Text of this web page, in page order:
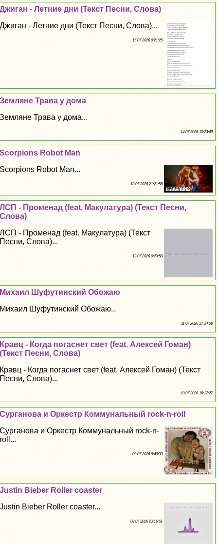
Джиган - Летние дни (Текст Песни, Слова)
Джиган - Летние дни (Текст Песни, Слова)...
15 07 2026 0:21:25
Земляне Трава у дома
Земляне Трава у дома...
14 07 2026 10:23:49
Scorpions Robot Man
Scorpions Robot Man...
13 07 2026 21:21:58
ЛСП - Променад (feat. Макулатура) (Текст Песни,
Слова)
ЛСП - Променад (feat. Макулатура) (Текст
Песни, Слова)...
12 07 2026 0:23:50
Михаил Шуфутинский Обожаю
Михаил Шуфутинский Обожаю...
11 07 2026 17:34:58
Кравц - Когда погаснет свет (feat. Алексей Гоман)
(Текст Песни, Слова)
Кравц - Когда погаснет свет (feat. Алексей Гоман) (Текст
Песни, Слова)...
10 07 2026 16:17:27
Сурганова и Оркестр Коммунальный rock-n-roll
Сурганова и Оркестр Коммунальный rock-n-
roll...
09 07 2026 9:49:33
Justin Bieber Roller coaster
Justin Bieber Roller coaster...
08 07 2026 23:16:51